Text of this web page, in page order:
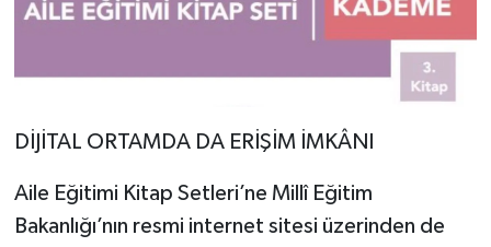
DİJİTAL ORTAMDA DA ERİŞİM İMKÂNI
Aile Eğitimi Kitap Setleri’ne Millî Eğitim
Bakanlığı’nın resmi internet sitesi üzerinden de